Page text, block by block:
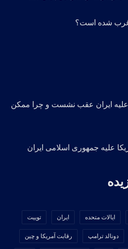
شده است؟
علیه ایران عقب نشست و چرا ممکن
علیه جمهوری اسلامی ایران
ایالات متحده ایران توییت
دونالد ترامپ رقابت آمریکا و چین